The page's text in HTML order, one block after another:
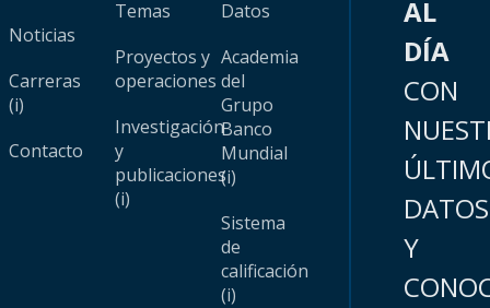
Noticias
Carreras
(i)
Contacto
Temas
Proyectos y
operaciones
Investigación
y
publicaciones
(i)
Datos
Academia
del
Grupo
Banco
Mundial
(i)
Sistema
de
calificación
(i)
AL
DÍA
CON
DATOS
Y